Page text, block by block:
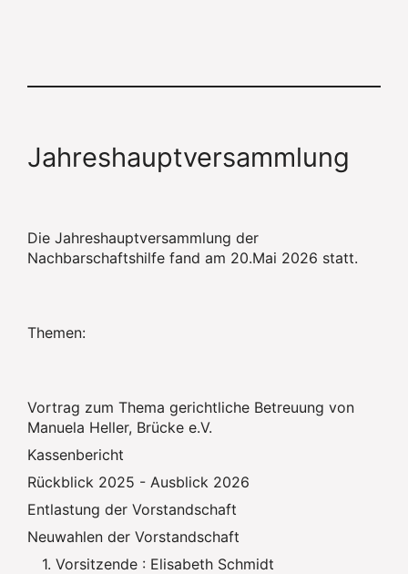
Jahreshauptversammlung
Die Jahreshauptversammlung der
Nachbarschaftshilfe fand am 20.Mai 2026 statt.
Themen:
Vortrag zum Thema gerichtliche Betreuung von
Manuela Heller, Brücke e.V.
Kassenbericht
Rückblick 2025 - Ausblick 2026
Entlastung der Vorstandschaft
Neuwahlen der Vorstandschaft
1. Vorsitzende : Elisabeth Schmidt